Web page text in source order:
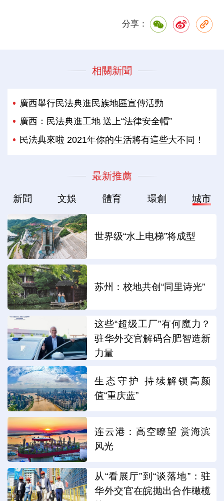
分享：
相關新聞
廣西舉行民法典進民族地區宣傳活動
廣西：民法典進工地 送上“法律安全帽”
民法典來啦 2021年你的生活將有這些大不同！
最新推薦
新聞 文娛 體育 環創 城市
世界级“水上电梯”将成型
苏州：校地共创“同里诗光”
这些“超级工厂”有何魔力？
驻华外交官解码合肥智造新
力量
生态守护 持续解锁高颜
值“重庆蓝”
连云港：高空瞭望 赏海滨
风光
从“看展厅”到“谈落地”：驻
华外交官在皖抛出合作橄榄